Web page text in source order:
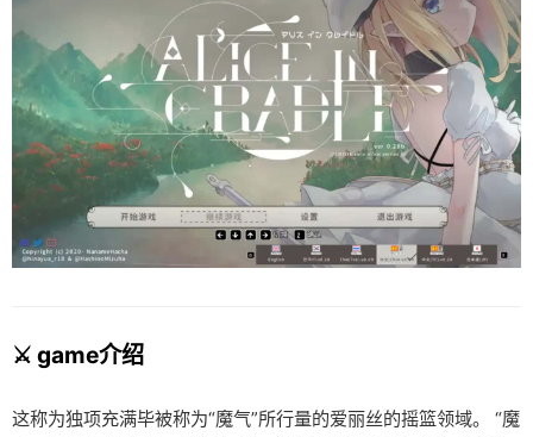
⚔️ game介绍
这称为独项充满毕被称为“魔气”所行量的爱丽丝的摇篮领域。 “魔